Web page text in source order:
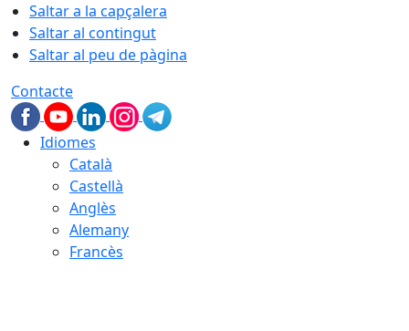
Saltar a la capçalera
Saltar al contingut
Saltar al peu de pàgina
Contacte
Idiomes
Català
Castellà
Anglès
Alemany
Francès